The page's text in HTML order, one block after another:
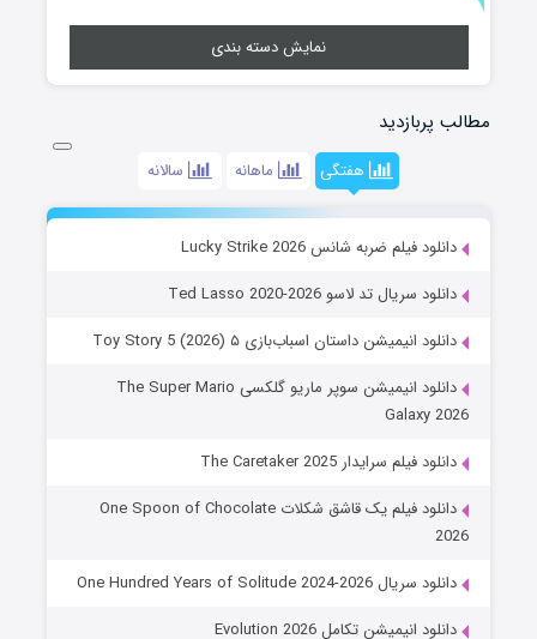
نمایش دسته بندی
مطالب پربازدید
هفتگی ماهانه سالانه
دانلود فیلم ضربه شانس Lucky Strike 2026
دانلود سریال تد لاسو Ted Lasso 2020-2026
دانلود انیمیشن داستان اسباب‌بازی ۵ Toy Story 5 (2026)
دانلود انیمیشن سوپر ماریو گلکسی The Super Mario
Galaxy 2026
دانلود فیلم سرایدار The Caretaker 2025
دانلود فیلم یک قاشق شکلات One Spoon of Chocolate
2026
دانلود سریال One Hundred Years of Solitude 2024-2026
دانلود انیمیشن تکامل Evolution 2026